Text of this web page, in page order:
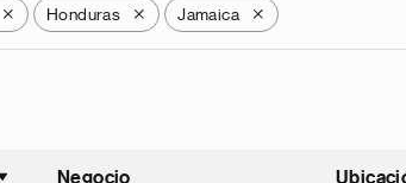
X Honduras X Jamaica X
Negocio